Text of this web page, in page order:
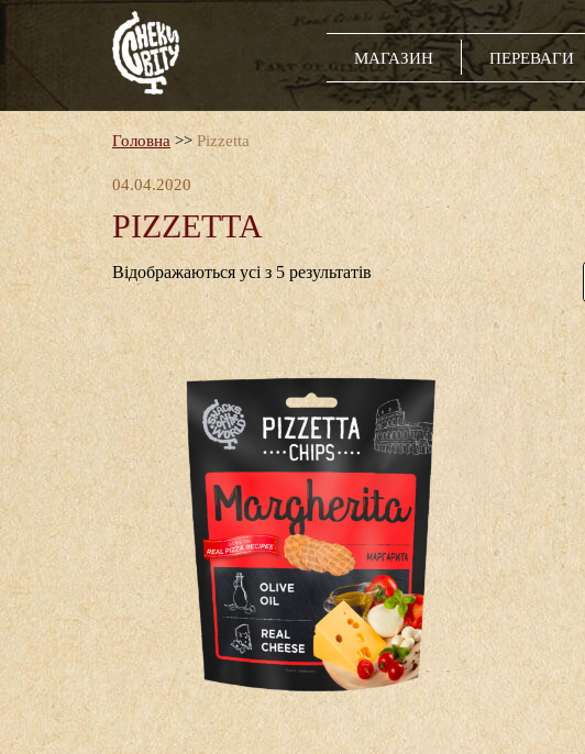
МАГАЗИН ПЕРЕВАГИ
Головна >>Pizzetta
04.04.2020
PIZZETTA
Відображаються усі з 5 результатів